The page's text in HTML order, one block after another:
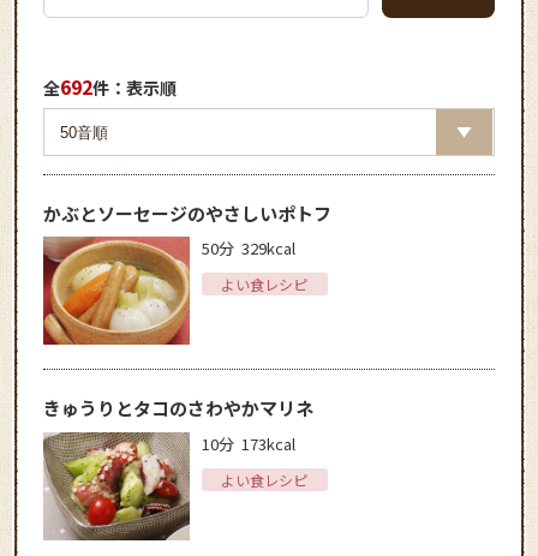
全692件：表示順
かぶとソーセージのやさしいポトフ
50分 329kcal
よい食レシピ
きゅうりとタコのさわやかマリネ
10分 173kcal
よい食レシピ